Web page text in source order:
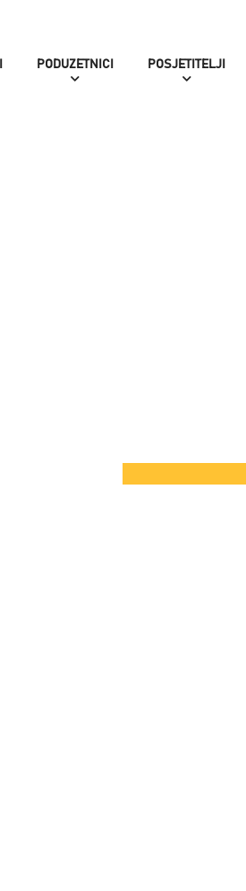
PODUZETNICI POSJETITELJI